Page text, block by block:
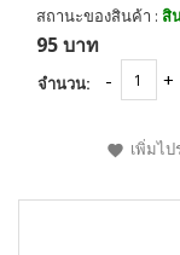
สถานะของสินค้า : สิ
95 บาท
จำนวน:
เพิ่มไ